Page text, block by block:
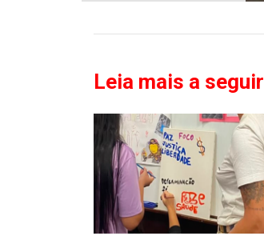
Leia mais a seguir